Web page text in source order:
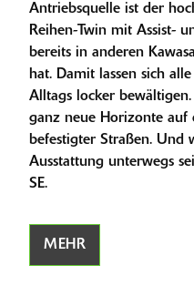
Antriebsquelle ist der
Reihen-Twin mit Assist-
bereits in anderen
hat. Damit lassen sich
Alltags locker
ganz neue Horizonte auf
befestigter Straßen. Und
Ausstattung unterwegs
SE.
MEHR